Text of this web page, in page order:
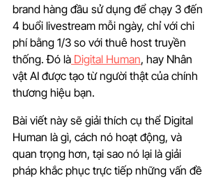
brand hàng đầu sử dụng để chạy 3 đến
4 buổi livestream mỗi ngày, chỉ với chi
phí bằng 1/3 so với thuê host truyền
thống. Đó là Digital Human, hay Nhân
vật AI được tạo từ người thật của chính
thương hiệu bạn.
Bài viết này sẽ giải thích cụ thể Digital
Human là gì, cách nó hoạt động, và
quan trọng hơn, tại sao nó lại là giải
pháp khắc phục trực tiếp những vấn đề